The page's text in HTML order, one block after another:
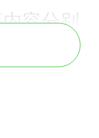
容分别